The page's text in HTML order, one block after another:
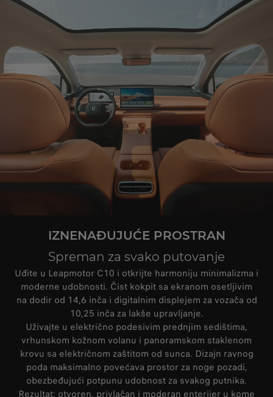
IZNENAĐUJUĆE PROSTRAN
Spreman za svako putovanje
Uđite u Leapmotor C10 i otkrijte harmoniju minimalizma i
moderne udobnosti. Čist kokpit sa ekranom osetljivim
na dodir od 14,6 inča i digitalnim displejem za vozača od
10,25 inča za lakše upravljanje.
Uživajte u električno podesivim prednjim sedištima,
vrhunskom kožnom volanu i panoramskom staklenom
krovu sa električnom zaštitom od sunca. Dizajn ravnog
poda maksimalno povećava prostor za noge pozadi,
obezbeđujući potpunu udobnost za svakog putnika.
Rezultat: otvoren, privlačan i moderan enterijer u kome